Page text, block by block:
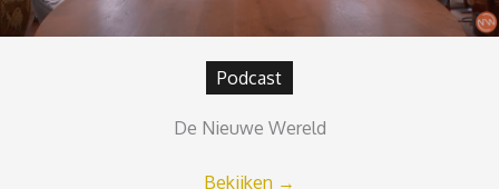
Podcast
De Nieuwe Wereld
Bekijken →